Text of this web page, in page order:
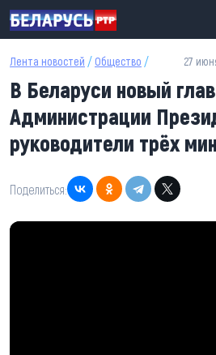
Перейти к основному содержанию
Лента новостей / Общество / 27
В Беларуси новый
Администрации
руководители трёх
Поделиться: